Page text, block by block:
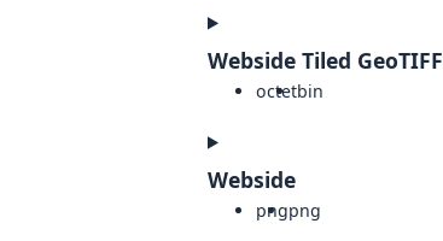
Webside Tiled GeoTIFF
octetbin
Webside
pngpng